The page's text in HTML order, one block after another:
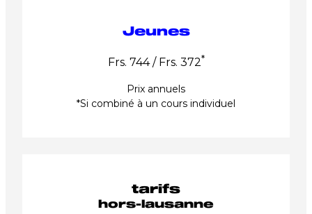
Jeunes
Frs. 744 / Frs. 372*
Prix annuels
*Si combiné à un cours individuel
tarifs
hors-lausanne